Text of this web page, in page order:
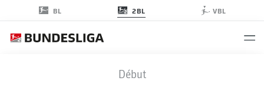
BL 2BL VBL
Début
FCN - BSC